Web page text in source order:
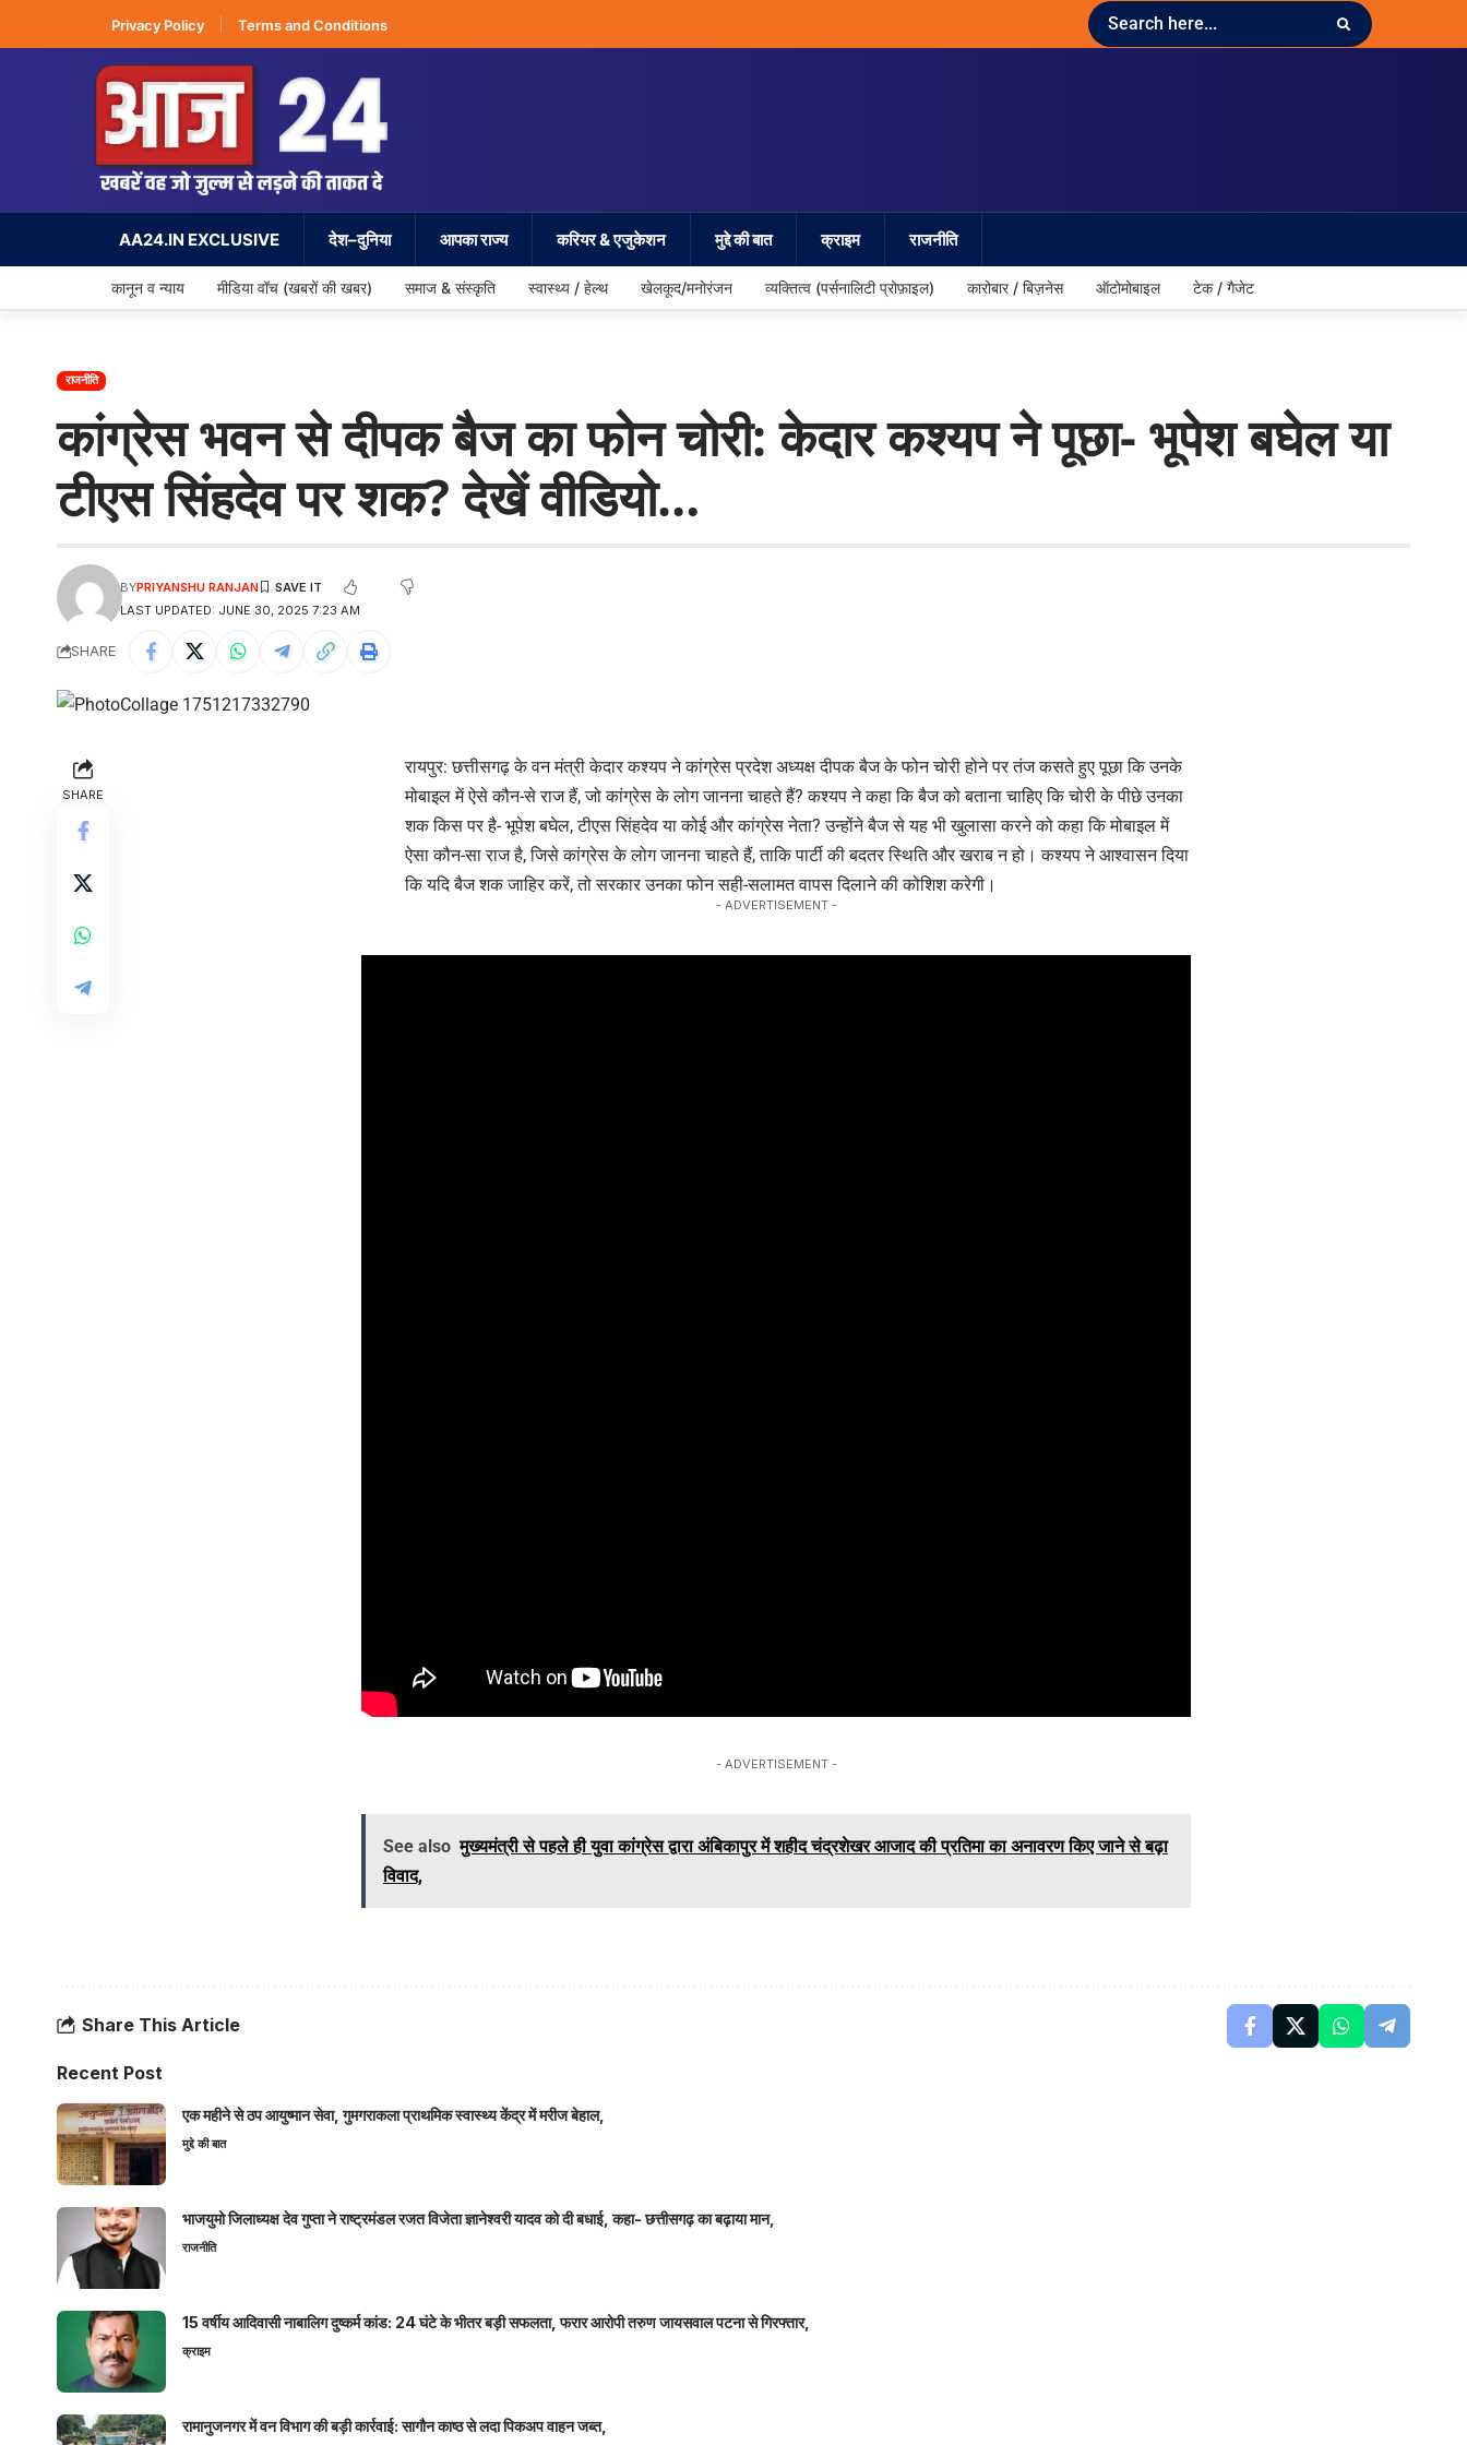
Privacy Policy Terms and Conditions
AA24.IN EXCLUSIVE देश–दुनिया आपका राज्य करियर & एजुकेशन मुद्दे की बात क्राइम राजनीति
कानून व न्याय मीडिया वॉच (खबरों की खबर) समाज & संस्कृति स्वास्थ्य / हेल्थ खेलकूद/मनोरंजन व्यक्तित्व (पर्सनालिटी प्रोफ़ाइल) कारोबार / बिज़नेस ऑटोमोबाइल टेक / गैजेट
राजनीति
कांग्रेस भवन से दीपक बैज का फोन चोरी: केदार कश्यप ने पूछा- भूपेश बघेल या
टीएस सिंहदेव पर शक? देखें वीडियो…
LAST UPDATED: JUNE 30, 2025 7:23 AM
BYPRIYANSHU RANJAN
SHARE
SHARE
रायपुर: छत्तीसगढ़ के वन मंत्री केदार कश्यप ने कांग्रेस प्रदेश अध्यक्ष दीपक बैज के फोन चोरी होने पर तंज कसते हुए पूछा कि उनके
मोबाइल में ऐसे कौन-से राज हैं, जो कांग्रेस के लोग जानना चाहते हैं? कश्यप ने कहा कि बैज को बताना चाहिए कि चोरी के पीछे उनका
शक किस पर है- भूपेश बघेल, टीएस सिंहदेव या कोई और कांग्रेस नेता? उन्होंने बैज से यह भी खुलासा करने को कहा कि मोबाइल में
ऐसा कौन-सा राज है, जिसे कांग्रेस के लोग जानना चाहते हैं, ताकि पार्टी की बदतर स्थिति और खराब न हो। कश्यप ने आश्वासन दिया
कि यदि बैज शक जाहिर करें, तो सरकार उनका फोन सही-सलामत वापस दिलाने की कोशिश करेगी।
- ADVERTISEMENT -
- ADVERTISEMENT -
See also मुख्यमंत्री से पहले ही युवा कांग्रेस द्वारा अंबिकापुर में शहीद चंद्रशेखर आजाद की प्रतिमा का अनावरण किए जाने से बढ़ा
विवाद,
Share This Article
Recent Post
एक महीने से ठप आयुष्मान सेवा, गुमगराकला प्राथमिक स्वास्थ्य केंद्र में मरीज बेहाल,
मुद्दे की बात
भाजयुमो जिलाध्यक्ष देव गुप्ता ने राष्ट्रमंडल रजत विजेता ज्ञानेश्वरी यादव को दी बधाई, कहा- छत्तीसगढ़ का बढ़ाया मान,
राजनीति
15 वर्षीय आदिवासी नाबालिग दुष्कर्म कांड: 24 घंटे के भीतर बड़ी सफलता, फरार आरोपी तरुण जायसवाल पटना से गिरफ्तार,
क्राइम
रामानुजनगर में वन विभाग की बड़ी कार्रवाई: सागौन काष्ठ से लदा पिकअप वाहन जब्त,